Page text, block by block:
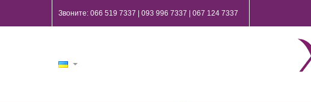
Звоните: 066 519 7337 | 093 996 7337 | 067 124 7337